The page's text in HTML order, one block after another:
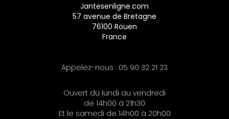
Jantesenligne.com
57 avenue de Bretagne
76100 Rouen
France
Appelez-nous : 05 90 32 21 23
Ouvert du lundi au vendredi
de 14h00 à 21h30
Et le samedi de 14h00 à 20h00